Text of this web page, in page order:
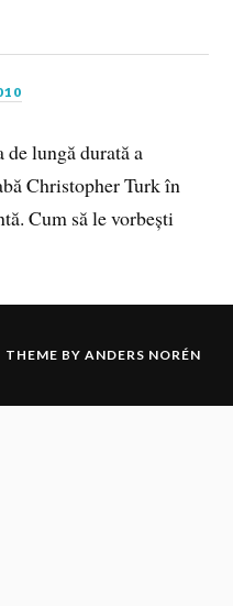
lungă durată a
Christopher Turk în
Cum să le vorbești
THEME BY ANDERS NORÉN